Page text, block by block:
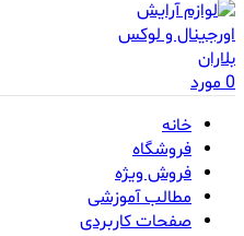
0مورد
خانه
فروشگاه
فروش ویژه
مطالب آموزشی
صفحات کاربردی